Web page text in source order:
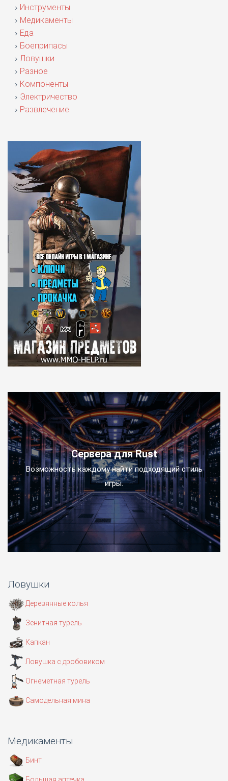
Инструменты
Медикаменты
Еда
Боеприпасы
Ловушки
Разное
Компоненты
Электричество
Развлечение
Сервера для Rust
Возможность каждому найти подходящий стиль
игры.
Ловушки
Деревянные колья
Зенитная турель
Капкан
Ловушка с дробовиком
Огнеметная турель
Самодельная мина
Медикаменты
Бинт